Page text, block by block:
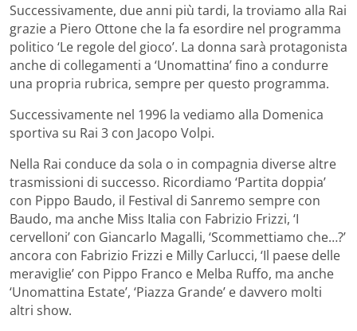
Successivamente, due anni più tardi, la troviamo alla Rai
grazie a Piero Ottone che la fa esordire nel programma
politico ‘Le regole del gioco’. La donna sarà protagonista
anche di collegamenti a ‘Unomattina’ fino a condurre
una propria rubrica, sempre per questo programma.
Successivamente nel 1996 la vediamo alla Domenica
sportiva su Rai 3 con Jacopo Volpi.
Nella Rai conduce da sola o in compagnia diverse altre
trasmissioni di successo. Ricordiamo ‘Partita doppia’
con Pippo Baudo, il Festival di Sanremo sempre con
Baudo, ma anche Miss Italia con Fabrizio Frizzi, ‘I
cervelloni’ con Giancarlo Magalli, ‘Scommettiamo che…?’
ancora con Fabrizio Frizzi e Milly Carlucci, ‘Il paese delle
meraviglie’ con Pippo Franco e Melba Ruffo, ma anche
‘Unomattina Estate’, ‘Piazza Grande’ e davvero molti
altri show.